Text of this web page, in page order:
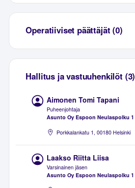
Operatiiviset päättäjät (0)
Hallitus ja vastuuhenkilöt (3)
Aimonen Tomi Tapani
Puheenjohtaja
Asunto Oy Espoon Neulaspolku 1
Porkkalankatu 1, 00180 Helsinki
Laakso Riitta Liisa
Varsinainen jäsen
Asunto Oy Espoon Neulaspolku 1